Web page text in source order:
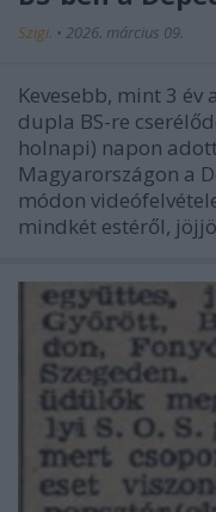
Szigi. • 2026. március 09.
Kevesebb, mint 3
dupla BS-re
holnapi) napon
Magyarországon a
módon
mindkét estéről,